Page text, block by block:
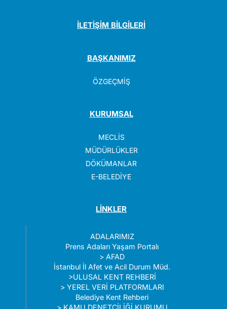
İLETİŞİM BİLGİLERİ
BAŞKANIMIZ
ÖZGEÇMİŞ
KURUMSAL
MECLİS
MÜDÜRLÜKLER
DÖKÜMANLAR
E-BELEDİYE
LİNKLER
ADALARIMIZ
Prens Adaları Yaşam Portalı
>AFAD
İstanbul İl Afet ve Acil Durum Müd.
>ULUSAL KENT REHBERİ
> YEREL VERİ PLATFORMLARI
Belediye Kent Rehberi
> KAMU DENETÇİLİĞİ KURUMU